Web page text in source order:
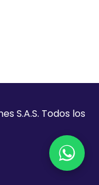
S.A.S. Todos los